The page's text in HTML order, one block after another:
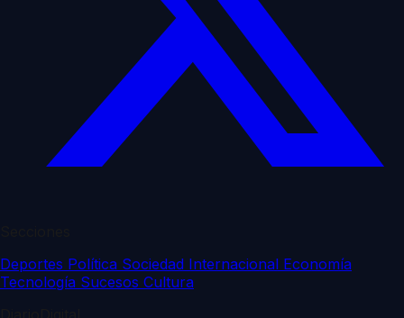
Deportes Política Sociedad Internacional Economía
Tecnología Sucesos Cultura